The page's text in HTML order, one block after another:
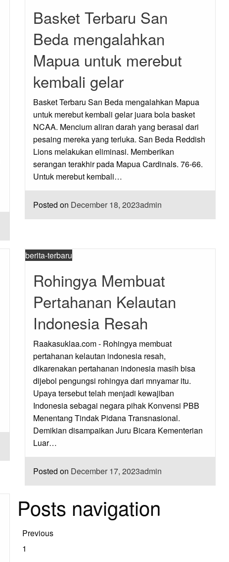
Basket Terbaru San
Beda mengalahkan
Mapua untuk merebut
kembali gelar
Basket Terbaru San Beda mengalahkan Mapua
untuk merebut kembali gelar juara bola basket
NCAA. Mencium aliran darah yang berasal dari
pesaing mereka yang terluka. San Beda Reddish
Lions melakukan eliminasi. Memberikan
serangan terakhir pada Mapua Cardinals. 76-66.
Untuk merebut kembali…
Posted on December 18, 2023admin
berita-terbaru
Rohingya Membuat
Pertahanan Kelautan
Indonesia Resah
Raakasuklaa.com - Rohingya membuat
pertahanan kelautan indonesia resah,
dikarenakan pertahanan indonesia masih bisa
dijebol pengungsi rohingya dari mnyamar itu.
Upaya tersebut telah menjadi kewajiban
Indonesia sebagai negara pihak Konvensi PBB
Menentang Tindak Pidana Transnasional.
Demikian disampaikan Juru Bicara Kementerian
Luar…
Posted on December 17, 2023admin
Posts navigation
Previous
1